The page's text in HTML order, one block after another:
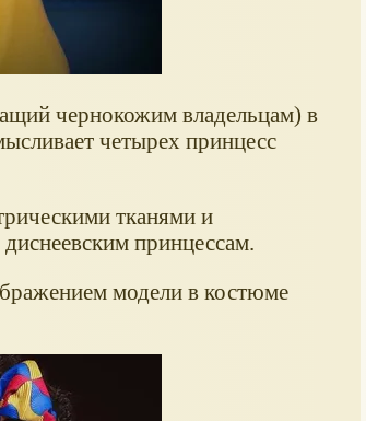
чернокожим владельцам) в
четырех принцесс
тканями и
принцессам.
модели в костюме